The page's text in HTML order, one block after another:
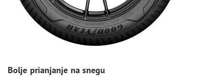
Bolje prianjanje na snegu